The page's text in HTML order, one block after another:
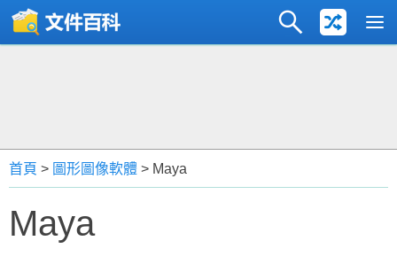
首頁 > 圖形圖像軟體 > Maya
Maya